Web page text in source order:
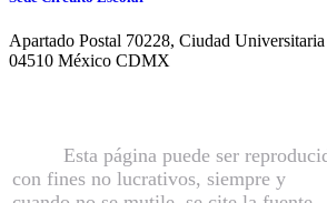
Apartado Postal 70228, Ciudad Universitaria
04510 México CDMX
Esta página puede ser
con fines no lucrativos, siempre y